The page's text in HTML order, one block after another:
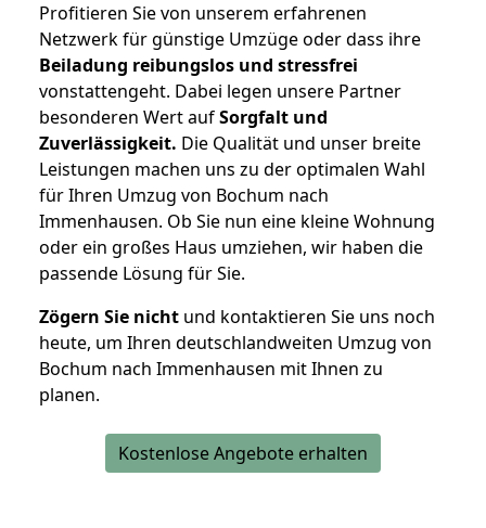
Profitieren Sie von unserem erfahrenen
Netzwerk für günstige Umzüge oder dass ihre
Beiladung reibungslos und stressfrei
vonstattengeht. Dabei legen unsere Partner
besonderen Wert aufSorgfalt und
Zuverlässigkeit. Die Qualität und unser breite
Leistungen machen uns zu der optimalen Wahl
für Ihren Umzug von Bochum nach
Immenhausen. Ob Sie nun eine kleine Wohnung
oder ein großes Haus umziehen, wir haben die
passende Lösung für Sie.
Zögern Sie nicht und kontaktieren Sie uns noch
heute, um Ihren deutschlandweiten Umzug von
Bochum nach Immenhausen mit Ihnen zu
planen.
Kostenlose Angebote erhalten